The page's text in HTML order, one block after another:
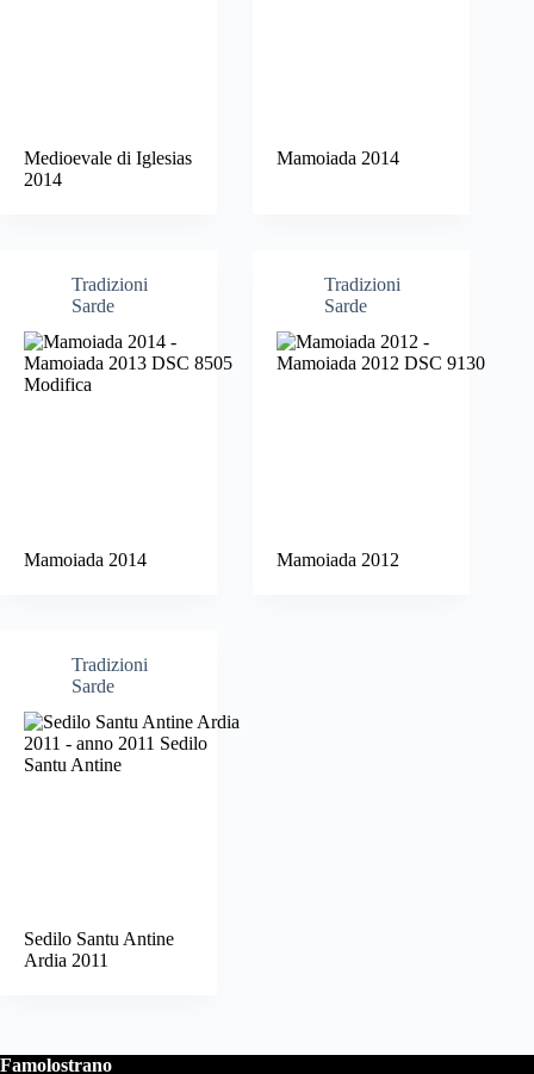
Medioevale di Iglesias
2014
Mamoiada 2014
Tradizioni
Sarde
Mamoiada 2014
Tradizioni
Sarde
Mamoiada 2012
Tradizioni
Sarde
Sedilo Santu Antine
Ardia 2011
Famolostrano